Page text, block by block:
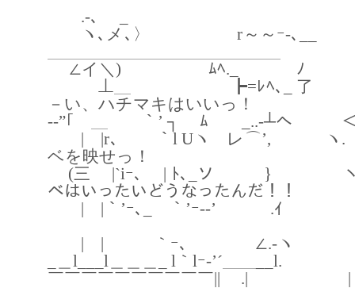
.-､ _
ヽ､メ､〉 r～～ｰ-､
∠イ＼) ﾑﾍ._
⊥＿ ┣=ﾚﾍ､_ 了
－い、ハチマキはいいっ！
-‐”｢ ＿ ￣｀’ ┐ ﾑ _..-┴へ
| |r､ ￣￣｀l Uヽ レ⌒’,
ベを映せっ！
(三 |`iｰ､ | ﾄ､_ソ }
ベはいったいどうなったんだ！！
| |｀’ｰ､_ ｀’ｰ-‐’ .ｲ
| | ｀ｰ､ ∠.-ヽ
_＿l___l＿＿＿_ l｀lｰ‐’´＿＿
￣￣￣￣￣￣￣￣￣￣|| .| |